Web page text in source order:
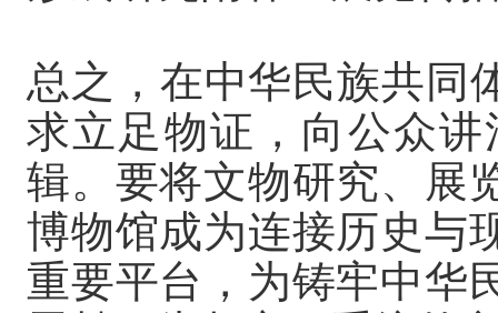
总之，在中华民族共同
求立足物证，向公众
辑。要将文物研究、展
博物馆成为连接历史与
重要平台，为铸牢中华